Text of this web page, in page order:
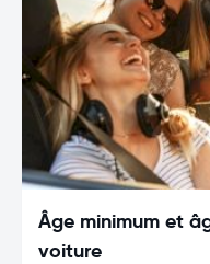
Âge minimum et
voiture